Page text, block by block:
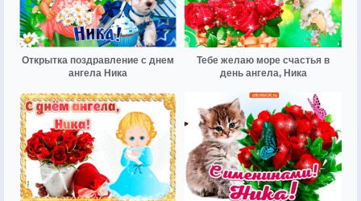
Открытка поздравление с днем
ангела Ника
Тебе желаю море счастья в
день ангела, Ника